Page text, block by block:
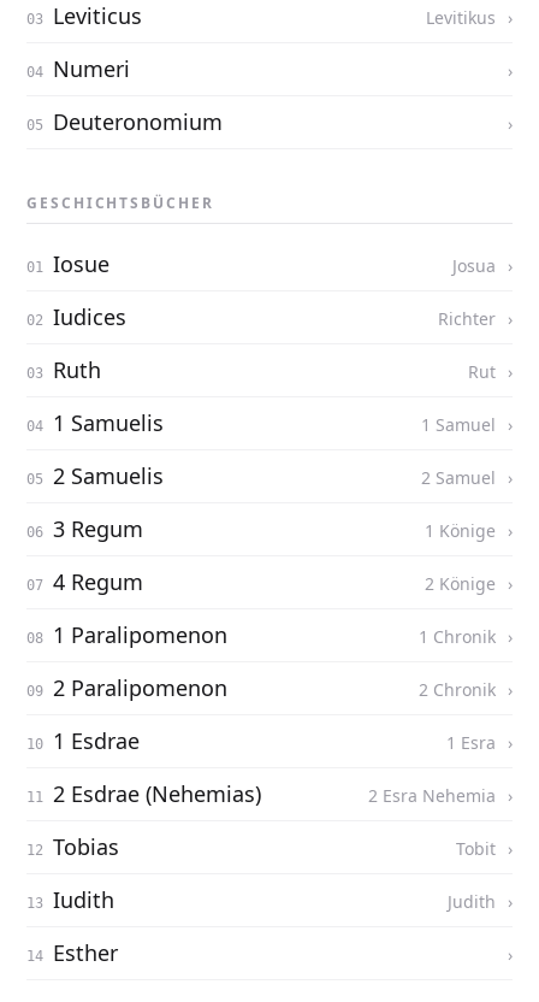
Leviticus
Levitikus
Numeri
Deuteronomium
GESCHICHTSBÜCHER
Iosue Josua
Iudices Richter
Ruth Rut
1 Samuelis 1 Samuel
2 Samuelis 2 Samuel
3 Regum 1 Könige
4 Regum 2 Könige
1 Paralipomenon 1 Chronik
2 Paralipomenon 2 Chronik
1 Esdrae 1 Esra
2 Esdrae (Nehemias) 2 Esra Nehemia
Tobias Tobit
Iudith Judith
Esther